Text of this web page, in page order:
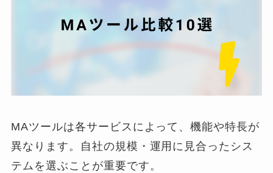
MAツールは各サービスによって、機能や特長が
異なります。自社の規模・運用に見合ったシス
テムを選ぶことが重要です。